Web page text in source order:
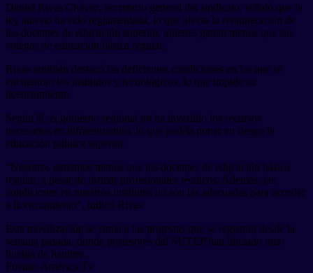
Daniel Rivas Chávez, secretario general del sindicato, señaló que la
ley aún no ha sido reglamentada, lo que afecta la remuneración de
los docentes de educación superior, quienes ganan menos que sus
colegas de educación básica regular.
Rivas también destacó las deficientes condiciones en las que se
encuentran los institutos y tecnológicos, lo que impide su
licenciamiento.
Según él, el gobierno regional no ha invertido los recursos
necesarios en infraestructura, lo que podría poner en riesgo la
educación pública superior.
“Nosotros ganamos menos que los docentes de educación básica
regular, a pesar de formar profesionales técnicos. Además, las
condiciones en nuestros institutos no son las adecuadas para acceder
a licenciamiento”, indicó Rivas.
Esta movilización se suma a las protestas que se registran desde la
semana pasada, donde profesores del SUTEP han iniciado una
huelga de hambre.
Fuente: América Tv